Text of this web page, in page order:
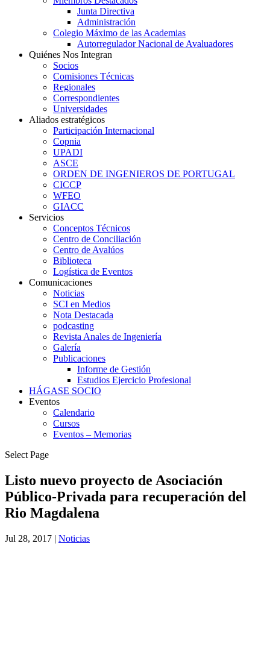
Junta Directiva
Administración
Colegio Máximo de las Academias
Autorregulador Nacional de Avaluadores
Quiénes Nos Integran
Socios
Comisiones Técnicas
Regionales
Correspondientes
Universidades
Aliados estratégicos
Participación Internacional
Copnia
UPADI
ASCE
ORDEN DE INGENIEROS DE PORTUGAL
CICCP
WFEO
GIACC
Servicios
Conceptos Técnicos
Centro de Conciliación
Centro de Avalúos
Biblioteca
Logística de Eventos
Comunicaciones
Noticias
SCI en Medios
Nota Destacada
podcasting
Revista Anales de Ingeniería
Galería
Publicaciones
Informe de Gestión
Estudios Ejercicio Profesional
HÁGASE SOCIO
Eventos
Calendario
Cursos
Eventos – Memorias
Select Page
Listo nuevo proyecto de Asociación
Público-Privada para recuperación del
Rio Magdalena
Jul 28, 2017 | Noticias